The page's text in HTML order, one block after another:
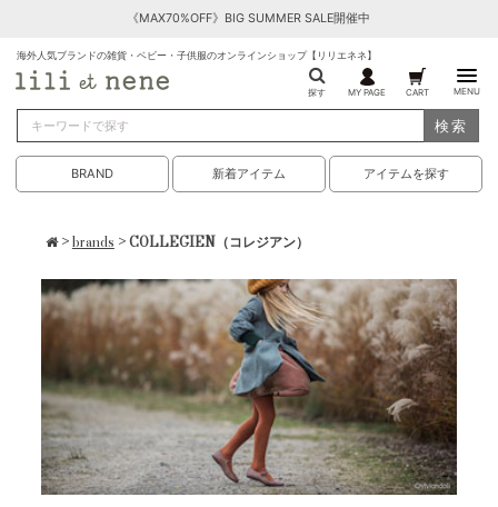
《MAX70%OFF》BIG SUMMER SALE開催中
海外人気ブランドの雑貨・ベビー・子供服のオンラインショップ【リリエネネ】
探す MY PAGE CART MENU
検索
BRAND 新着アイテム アイテムを探す
>brands > COLLEGIEN（コレジアン）